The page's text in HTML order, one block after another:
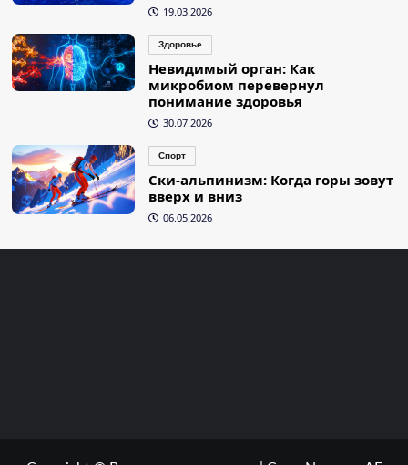
19.03.2026
Здоровье
Невидимый орган: Как
микробиом перевернул
понимание здоровья
30.07.2026
Спорт
Ски-альпинизм: Когда горы зовут
вверх и вниз
06.05.2026